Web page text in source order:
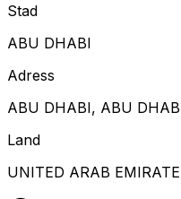
Stad
ABU DHABI
Adress
ABU DHABI, ABU
Land
UNITED ARAB